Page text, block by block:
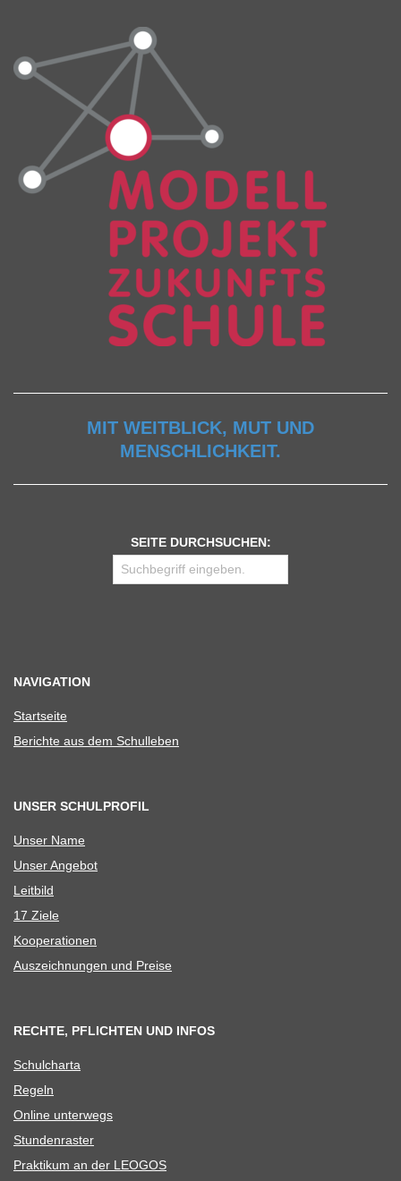
MIT WEITBLICK, MUT UND
MENSCHLICHKEIT.
SEITE DURCHSUCHEN:
NAVIGATION
Start­seite
Berichte aus dem Schulleben
UNSER SCHULPROFIL
Unser Name
Unser Ange­bot
Leit­bild
17 Ziele
Koope­ra­tio­nen
Aus­zeich­nun­gen und Preise
RECHTE, PFLICHTEN UND INFOS
Schul­charta
Regeln
Online unter­wegs
Stun­den­ras­ter
Prak­ti­kum an der LEOGOS